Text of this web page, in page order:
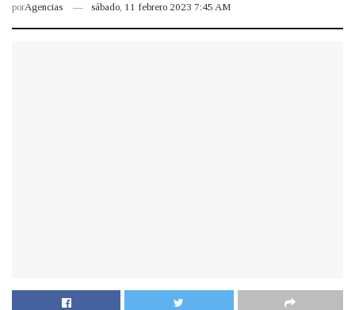
porAgencias sábado, 11 febrero 2023 7:45 AM